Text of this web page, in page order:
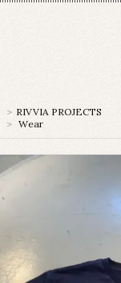
> RIVVIA PROJECTS
> Wear